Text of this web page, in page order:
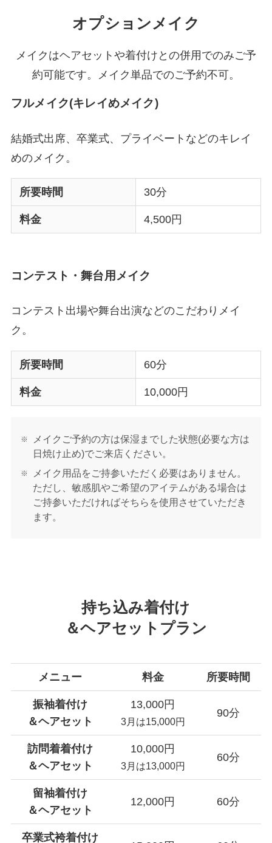
オプションメイク
メイクはヘアセットや着付けとの併用でのみご予
約可能です。メイク単品でのご予約不可。
フルメイク(キレイめメイク)
結婚式出席、卒業式、プライベートなどのキレイ
めのメイク。
所要時間 30分
料金 4,500円
コンテスト・舞台用メイク
コンテスト出場や舞台出演などのこだわりメイ
ク。
所要時間 60分
料金 10,000円
メイクご予約の方は保湿までした状態(必要な方は
日焼け止め)でご来店ください。
メイク用品をご持参いただく必要はありません。
ただし、敏感肌やご希望のアイテムがある場合は
ご持参いただければそちらを使用させていただき
ます。
持ち込み着付け
＆ヘアセットプラン
メニュー 料金 所要時間
振袖着付け
＆ヘアセット
13,000円
3月は15,000円
90分
訪問着着付け
＆ヘアセット
10,000円
3月は13,000円
60分
留袖着付け
＆ヘアセット
12,000円 60分
卒業式袴着付け